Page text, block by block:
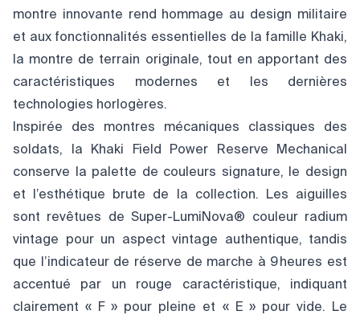
montre innovante rend hommage au design militaire
et aux fonctionnalités essentielles de la famille Khaki,
la montre de terrain originale, tout en apportant des
caractéristiques modernes et les dernières
technologies horlogères.
Inspirée des montres mécaniques classiques des
soldats, la Khaki Field Power Reserve Mechanical
conserve la palette de couleurs signature, le design
et l’esthétique brute de la collection. Les aiguilles
sont revêtues de Super-LumiNova® couleur radium
vintage pour un aspect vintage authentique, tandis
que l’indicateur de réserve de marche à 9 heures est
accentué par un rouge caractéristique, indiquant
clairement « F » pour pleine et « E » pour vide. Le